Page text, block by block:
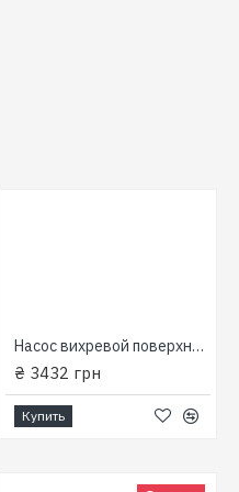
Насос вихревой поверхностный WZ 750 (750 Вт производит: 48 л/мин, напор: 78 м) EuroAqua
₴ 3432 грн
Купить